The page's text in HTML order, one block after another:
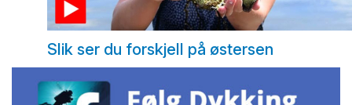
Slik ser du forskjell på østersen